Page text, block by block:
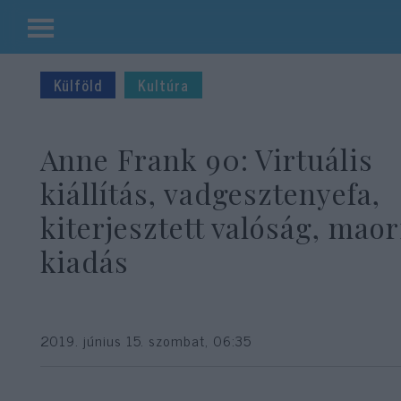
Kilépés
tartalomba
Külföld Kultúra
Anne Frank 90: Virtuális
kiállítás, vadgesztenyefa,
kiterjesztett valóság,
kiadás
2019. június 15. szombat, 06:35